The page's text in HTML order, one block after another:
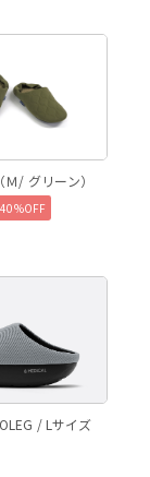
/ グリーン）
40%OFF
/ Lサイズ